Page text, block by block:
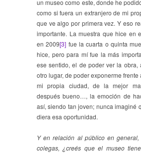
un museo como este, donde he
como si fuera un extranjero de mi
que ve algo por primera vez. Y eso
importante. La muestra que hice en
en 2009[3] fue la cuarta o quinta
hice, pero para mí fue la más
ese sentido, el de poder ver la obra,
otro lugar, de poder exponerme frente
mi propia ciudad, de la mejor
después bueno…, la emoción de
así, siendo tan joven; nunca imaginé
diera esa oportunidad.
Y en relación al público en
colegas, ¿creés que el museo